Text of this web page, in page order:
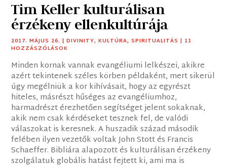
Tim Keller kulturálisan
érzékeny ellenkultúrája
2017. MÁJUS 26. |DIVINITY,KULTÚRA,SPIRITUALITÁS | 11
HOZZÁSZÓLÁSOK
Minden kornak vannak evangéliumi lelkészei, akikre
azért tekintenek széles körben példaként, mert sikerül
úgy megélniük a kor kihívásait, hogy az egyrészt
hiteles, másrészt hűséges az evangéliumhoz,
harmadrészt érezhetően segítséget jelent sokaknak,
akik nem csak kérdéseket tesznek fel, de valódi
válaszokat is keresnek. A huszadik század második
felében ilyen vezetők voltak John Stott és Francis
Schaeffer. Bibliára alapozott és kulturálisan érzékeny
szolgálatuk globális hatást fejtett ki, ami ma is